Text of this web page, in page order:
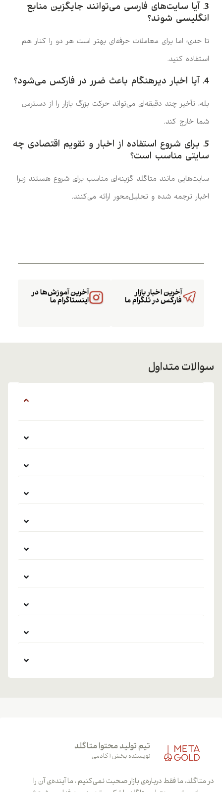
3. آیا سایت‌های فارسی می‌توانند جایگزین منابع
انگلیسی شوند؟
تا حدی؛ اما برای معاملات حرفه‌ای بهتر است هر دو را کنار هم
استفاده کنید.
4. آیا اخبار دیرهنگام باعث ضرر در فارکس می‌شود؟
بله، تأخیر چند دقیقه‌ای می‌تواند حرکت بزرگ بازار را از دسترس
شما خارج کند.
5. برای شروع استفاده از اخبار و تقویم اقتصادی چه
سایتی مناسب است؟
سایت‌هایی مانند متاگلد گزینه‌ای مناسب برای شروع هستند زیرا
اخبار ترجمه شده و تحلیل‌محور ارائه می‌کنند.
آخرین آموزش‌ها در
اینستاگرام ما
آخرین اخبار بازار
فارکس در تلگرام ما
سوالات متداول
تیم تولید محتوا متاگلد
نویسنده بخش آکادمی
در متاگلد، ما فقط درباره‌ی بازار صحبت نمی‌کنیم ، ما آینده‌ی آن را